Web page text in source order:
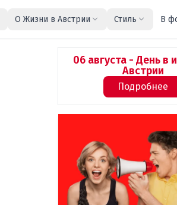
О Жизни в Австрии Стиль В
06 августа - День в
Австрии
Подробнее